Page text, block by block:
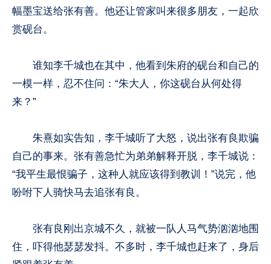
幅墨宝送给张有善。他还让管家叫来很多朋友，一起欣
赏砚台。
谁知李千城也在其中，他看到朱府的砚台和自己的
一模一样，忍不住问：“朱大人，你这砚台从何处得
来？”
朱熹如实告知，李千城听了大怒，说出张有良欺骗
自己的事来。张有善急忙为弟弟解释开脱，李千城说：
“我平生最恨骗子，这种人就应该得到教训！”说完，他
吩咐下人骑快马去追张有良。
张有良刚出京城不久，就被一队人马气势汹汹地围
住，吓得他瑟瑟发抖。不多时，李千城也赶来了，身后